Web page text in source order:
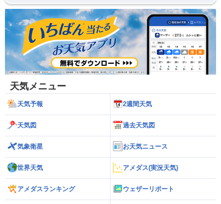
天気メニュー
天気予報 2週間天気
天気図 過去天気図
気象衛星 お天気ニュース
世界天気 アメダス(実況天気)
アメダスランキング ウェザーリポート